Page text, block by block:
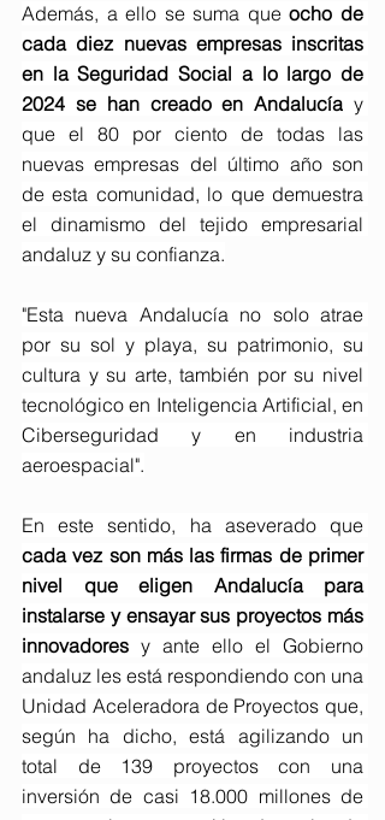
Además, a ello se suma que ocho de
cada diez nuevas empresas inscritas
en la Seguridad Social a lo largo de
2024 se han creado en Andalucía y
que el 80 por ciento de todas las
nuevas empresas del último año son
de esta comunidad, lo que demuestra
el dinamismo del tejido empresarial
andaluz y su confianza.
"Esta nueva Andalucía no solo atrae
por su sol y playa, su patrimonio, su
cultura y su arte, también por su nivel
tecnológico en Inteligencia Artificial, en
Ciberseguridad y en industria
aeroespacial".
cada vez son más las firmas de primer
nivel que eligen Andalucía para
instalarse y ensayar sus proyectos más
innovadores y ante ello el Gobierno
andaluz les está respondiendo con una
Unidad Aceleradora de Proyectos que,
según ha dicho, está agilizando un
total de 139 proyectos con una
inversión de casi 18.000 millones de